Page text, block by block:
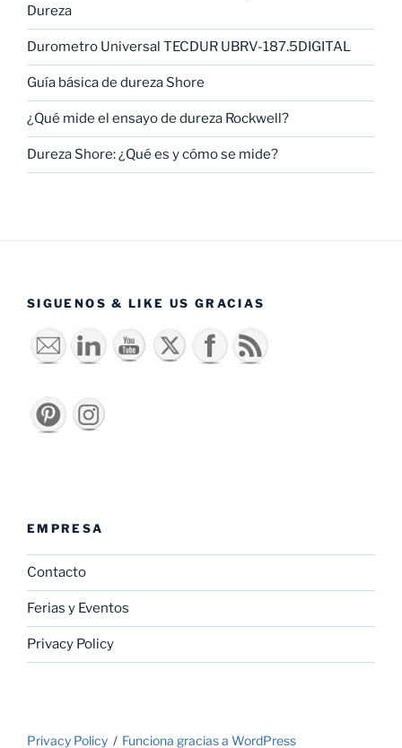
Dureza
Durometro Universal TECDUR UBRV-187.5DIGITAL
Guía básica de dureza Shore
¿Qué mide el ensayo de dureza Rockwell?
Dureza Shore: ¿Qué es y cómo se mide?
SIGUENOS & LIKE US GRACIAS
EMPRESA
Contacto
Ferias y Eventos
Privacy Policy
Privacy Policy Funciona gracias a WordPress